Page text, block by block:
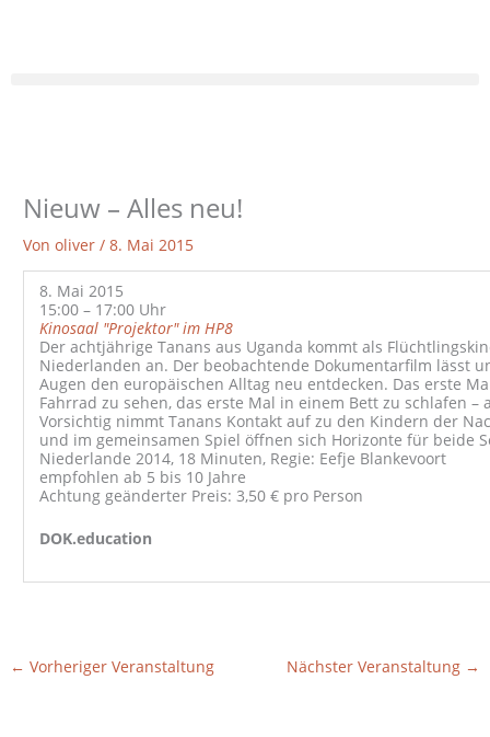
Nieuw – Alles neu!
Vonoliver/8. Mai 2015
8. Mai 2015
15:00 – 17:00 Uhr
Kinosaal "Projektor" im HP8
Der achtjährige Tanans aus Uganda kommt als
Niederlanden an. Der beobachtende Dokumentarfilm lässt
Augen den europäischen Alltag neu entdecken. Das erste
Fahrrad zu sehen, das erste Mal in einem Bett zu schlafen –
Vorsichtig nimmt Tanans Kontakt auf zu den Kindern der
und im gemeinsamen Spiel öffnen sich Horizonte für beide
Niederlande 2014, 18 Minuten, Regie: Eefje Blankevoort
empfohlen ab 5 bis 10 Jahre
Achtung geänderter Preis: 3,50 € pro Person
DOK.education
← Vorheriger Veranstaltung Nächster Veranstaltung →